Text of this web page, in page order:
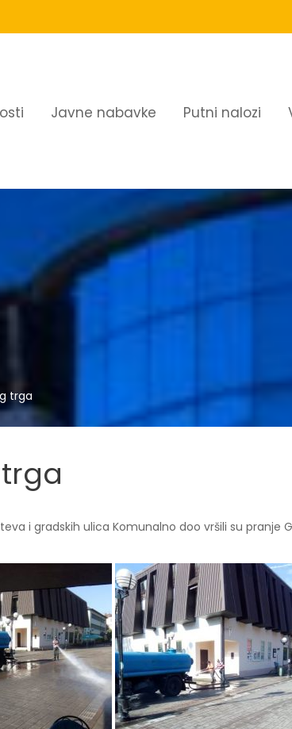
Javne nabavke Putni nalozi
trga
i gradskih ulica Komunalno doo vršili su pranje